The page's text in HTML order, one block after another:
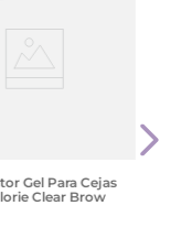
Gel Para Cejas
Clear Brow